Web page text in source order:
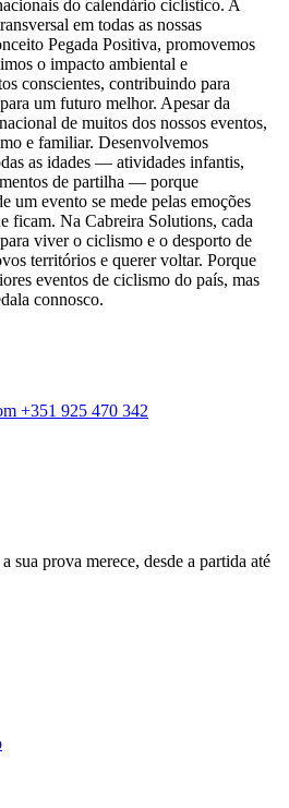
do calendário ciclístico. A
em todas as nossas
Pegada Positiva, promovemos
o impacto ambiental e
conscientes, contribuindo para
um futuro melhor. Apesar da
de muitos dos nossos eventos,
e familiar. Desenvolvemos
as idades — atividades infantis,
de partilha — porque
um evento se mede pelas emoções
ficam. Na Cabreira Solutions, cada
viver o ciclismo e o desporto de
territórios e querer voltar. Porque
eventos de ciclismo do país, mas
connosco.
+351 925 470 342
sua prova merece, desde a partida até